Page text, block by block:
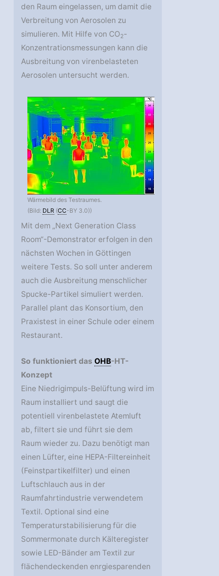
den Raum eingelassen, um damit die
Verbreitung von Aerosolen zu
simulieren. Mit Hilfe von CO2-
Konzentrationsmessungen kann die
Ausbreitung von virenbelasteten
Aerosolen untersucht werden.
Wärmebild des Testraumes.
(Bild: DLR (CC-BY 3.0))
Mit dem „Next Generation Class
Room“-Demonstrator erfolgen in den
nächsten Wochen in Göttingen
weitere Tests. So soll unter anderem
auch die Ausbreitung menschlicher
Spucke-Partikel simuliert werden.
Parallel plant das Konsortium, den
Praxistest in einer Schule oder einem
Restaurant.
So funktioniert dasOHB-HT-
Konzept
Eine Niedrigimpuls-Belüftung wird im
Raum installiert und saugt die
potentiell virenbelastete Atemluft
ab, filtert sie und führt sie dem
Raum wieder zu. Dazu benötigt man
einen Lüfter, eine HEPA-Filtereinheit
(Feinstpartikelfilter) und einen
Luftschlauch aus in der
Raumfahrtindustrie verwendetem
Textil. Optional sind eine
Temperaturstabilisierung für die
Sommermonate durch Kälteregister
sowie LED-Bänder am Textil zur
flächendeckenden enrgiesparenden